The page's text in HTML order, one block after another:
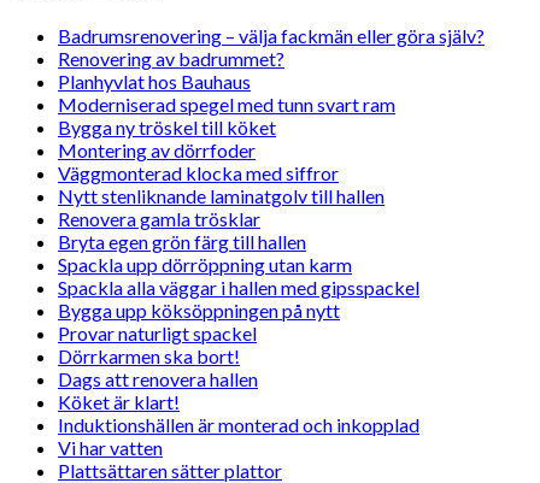
Badrumsrenovering – välja fackmän eller göra själv?
Renovering av badrummet?
Planhyvlat hos Bauhaus
Moderniserad spegel med tunn svart ram
Bygga ny tröskel till köket
Montering av dörrfoder
Väggmonterad klocka med siffror
Nytt stenliknande laminatgolv till hallen
Renovera gamla trösklar
Bryta egen grön färg till hallen
Spackla upp dörröppning utan karm
Spackla alla väggar i hallen med gipsspackel
Bygga upp köksöppningen på nytt
Provar naturligt spackel
Dörrkarmen ska bort!
Dags att renovera hallen
Köket är klart!
Induktionshällen är monterad och inkopplad
Vi har vatten
Plattsättaren sätter plattor